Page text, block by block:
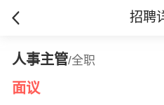
招聘
人事主管/全职
面议